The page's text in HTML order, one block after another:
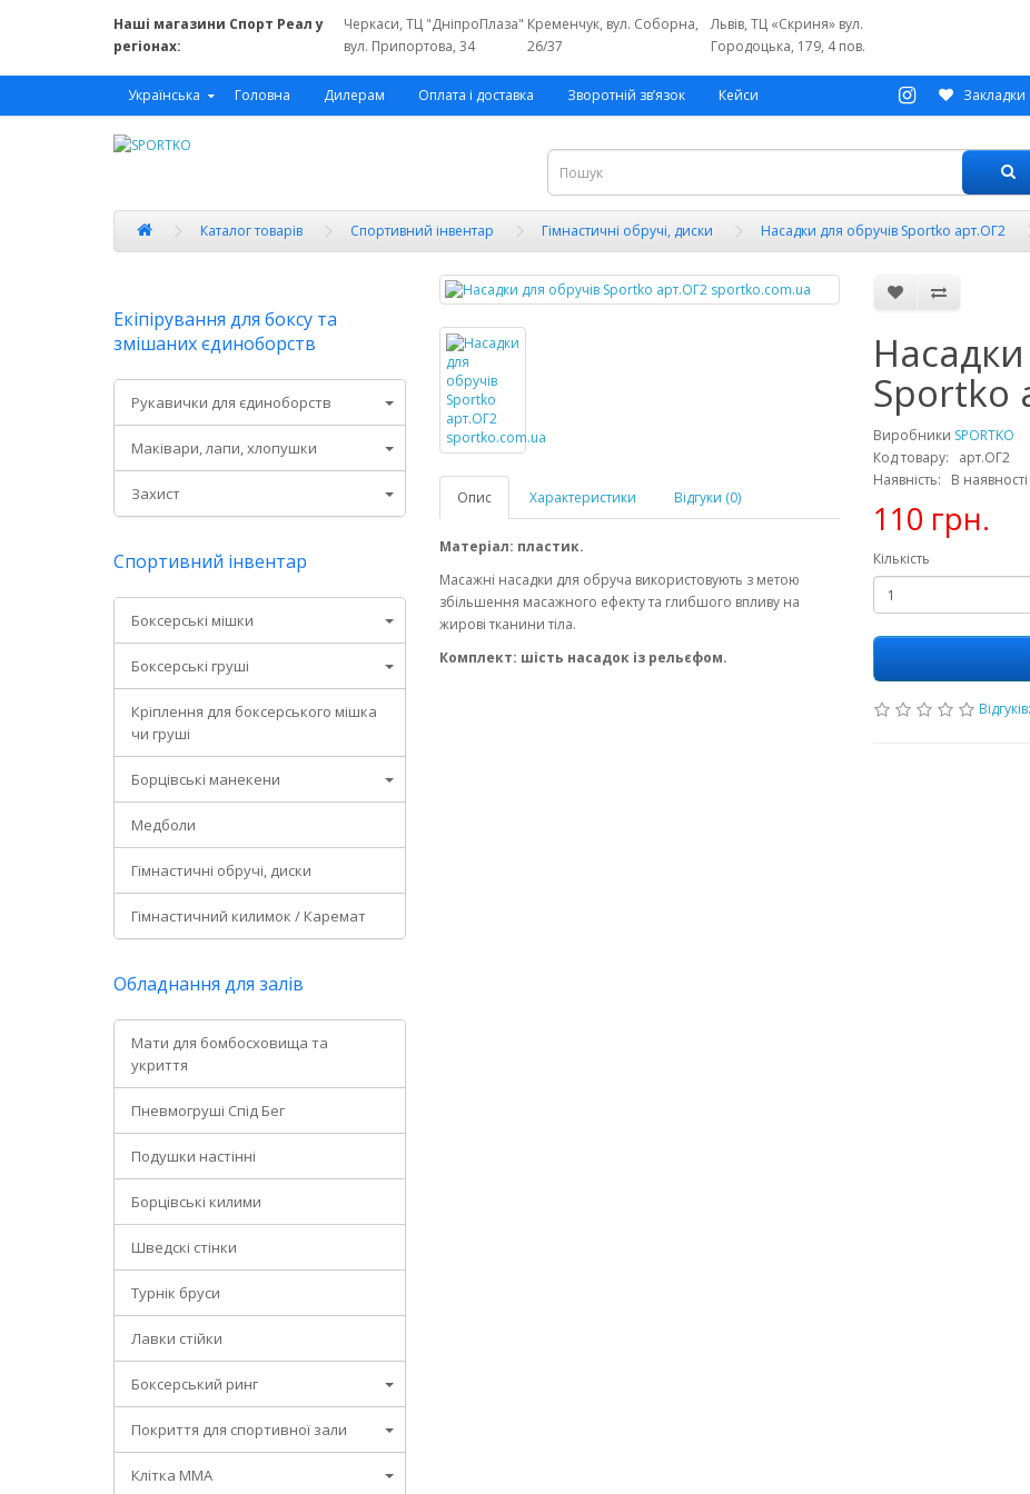
Наші магазини Спорт Реал у
регіонах:
Черкаси, ТЦ "ДніпроПлаза"
вул. Припортова, 34
Кременчук, вул. Соборна,
26/37
Львів, ТЦ «Скриня» вул.
Городоцька, 179, 4 пов.
Українська Головна Дилерам Оплата і доставка Зворотній зв’язок Кейси Закладки
Каталог товарів Спортивний інвентар Гімнастичні обручі, диски Насадки для обручів Sportko арт.ОГ2
Екіпірування для боксу та
змішаних єдиноборств
Рукавички для єдиноборств
Маківари, лапи, хлопушки
Захист
Спортивний інвентар
Боксерські мішки
Боксерські груші
Кріплення для боксерського мішка
чи груші
Борцівські манекени
Медболи
Гімнастичні обручі, диски
Гімнастичний килимок / Каремат
Обладнання для залів
Мати для бомбосховища та
укриття
Пневмогруші Спід Бег
Подушки настінні
Борцівські килими
Шведскі стінки
Турнік бруси
Лавки стійки
Боксерський ринг
Покриття для спортивної зали
Клітка ММА
Опис Характеристики Відгуки (0)
Матеріал: пластик.
Масажні насадки для обруча використовують з метою
збільшення масажного ефекту та глибшого впливу на
жирові тканини тіла.
Комплект: шість насадок із рельєфом.
Sportko
Виробники SPORTKO
Код товару: арт.ОГ2
Наявність: В наявності
110 грн.
Кількість